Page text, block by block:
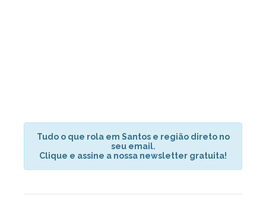
Tudo o que rola em Santos e região direto no
seu email.
Clique e assine a nossa newsletter gratuita!